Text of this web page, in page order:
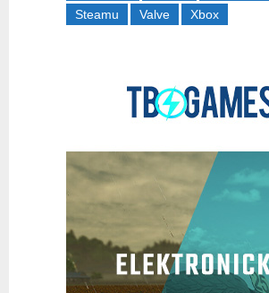
Steamu
Valve Xbox